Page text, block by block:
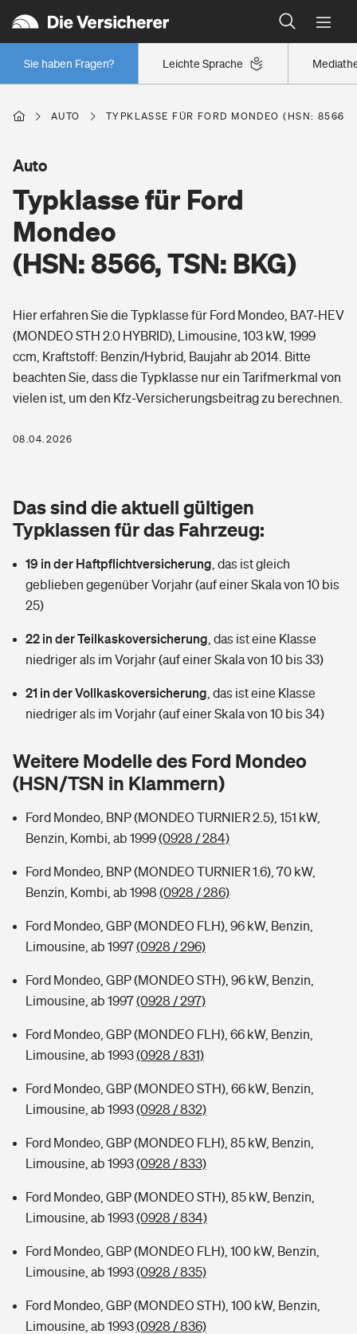
Leichte Sprache
Sie haben Fragen?
Wer versichert was: Jetzt Versicherer finden
Regionalklassen: So ist Ihre Region eingestuft
Wer versichert was: Jetzt Versicherer finden
Berufsunfähigkeitsversicherung
Arbeitsrechtsschutz
Berufshaftpflichtversicherung
Rentenrechner: Wie viel Geld bekomme ich im Alter?
Wer versichert was: Jetzt Versicherer finden
Sie haben Fragen?
Wohnen
Wohngebäudeversicherung
Hausratversicherung
Elementarversicherung
Photovoltaik
Wärmepumpen versichern
Vermieterrrechtsschutz
Mietkautionsversicherung
Restkreditversicherung
Zur Übersicht
Tools
Hochwasser-Check: Wie gefährdet ist Ihr Haus?
Wer versichert was: Jetzt Versicherer finden
Sie haben Fragen?
Pri­vate Haft­pflicht­
Rechts­schutz­ver­si­che­rung
Kinderunfall­ver­si­che­rung
Reiseversicherung
Handyversicherung
Private Cyberversicherung
Musikinstrumentenversicherung
Zur Übersicht
Tools
Kinderunfall-Check: Mehr Sicherheit für deine Kids
Typklassen: So ist Ihr Auto eingestuft
Sie haben Fragen?
Gesundheit
Private Krankenversicherung
Tierkrankenversicherung
Zur Übersicht
Sie haben Fragen?
Rentenrechner: Wie viel Geld bekomme ich im Alter?
AUTO TYPKLASSE FÜR FORD MONDEO (HSN: 8566,
Typklasse für Ford
Mondeo
(HSN: 8566, TSN: BKG)
Auto
Hier erfahren Sie die Typklasse für Ford Mondeo, BA7-HEV
(MONDEO STH 2.0 HYBRID), Limousine, 103 kW, 1999
ccm, Kraftstoff: Benzin/Hybrid, Baujahr ab 2014. Bitte
beachten Sie, dass die Typklasse nur ein Tarifmerkmal von
vielen ist, um den Kfz-Versicherungsbeitrag zu berechnen.
08.04.2026
Das sind die aktuell gültigen
Typklassen für das Fahrzeug:
19 in der Haftpflichtversicherung das ist gleich
geblieben gegenüber Vorjahr (auf einer Skala von 10 bis
25)
22 in der Teilkaskoversicherung das ist eine Klasse
niedriger als im Vorjahr (auf einer Skala von 10 bis 33)
21 in der Vollkaskoversicherung das ist eine Klasse
niedriger als im Vorjahr (auf einer Skala von 10 bis 34)
Weitere Modelle des Ford Mondeo
(HSN/TSN in Klammern)
Ford Mondeo, BNP (MONDEO TURNIER 2.5), 151 kW,
Benzin, Kombi, ab 1999(0928 / 284)
Ford Mondeo, BNP (MONDEO TURNIER 1.6), 70 kW,
Benzin, Kombi, ab 1998 (0928 / 286)
Ford Mondeo, GBP (MONDEO FLH), 96 kW, Benzin,
Limousine, ab 1997(0928 / 296)
Ford Mondeo, GBP (MONDEO STH), 96 kW, Benzin,
Limousine, ab 1997(0928 / 297)
Ford Mondeo, GBP (MONDEO FLH), 66 kW, Benzin,
Limousine, ab 1993(0928 / 831)
Ford Mondeo, GBP (MONDEO STH), 66 kW, Benzin,
Limousine, ab 1993(0928 / 832)
Ford Mondeo, GBP (MONDEO FLH), 85 kW, Benzin,
Limousine, ab 1993(0928 / 833)
Ford Mondeo, GBP (MONDEO STH), 85 kW, Benzin,
Limousine, ab 1993(0928 / 834)
Ford Mondeo, GBP (MONDEO FLH), 100 kW, Benzin,
Limousine, ab 1993(0928 / 835)
Ford Mondeo, GBP (MONDEO STH), 100 kW, Benzin,
Limousine, ab 1993(0928 / 836)